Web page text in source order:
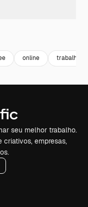
online trabalho
seu melhor trabalho.
criativos, empresas,